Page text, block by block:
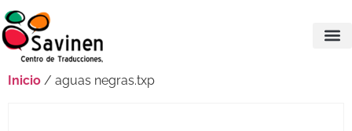
Inicio / aguas negras.txp